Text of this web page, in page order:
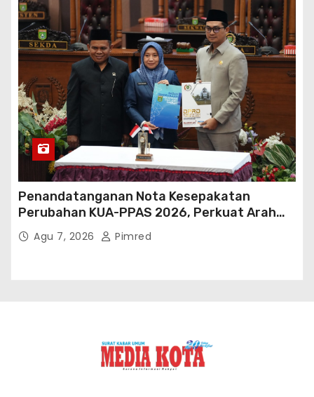
Penandatanganan Nota Kesepakatan
Perubahan KUA-PPAS 2026, Perkuat Arah
Pembangunan Tanah Bumbu
Agu 7, 2026 Pimred